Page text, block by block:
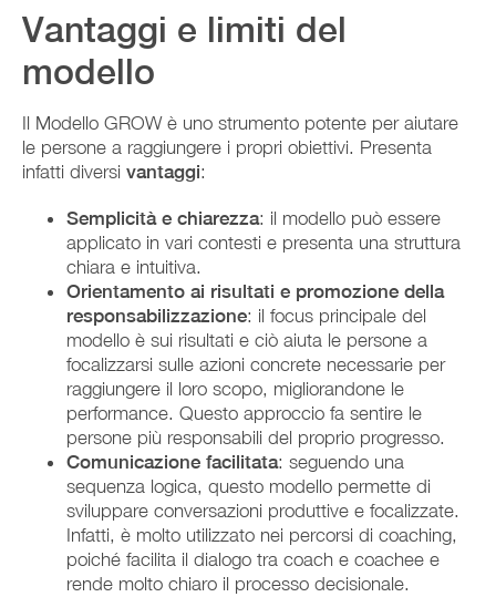
Vantaggi e limiti del
modello
Il Modello GROW è uno strumento potente per aiutare
le persone a raggiungere i propri obiettivi. Presenta
infatti diversi vantaggi:
Semplicità e chiarezza: il modello può essere
applicato in vari contesti e presenta una struttura
chiara e intuitiva.
Orientamento ai risultati e promozione della
responsabilizzazione: il focus principale del
modello è sui risultati e ciò aiuta le persone a
focalizzarsi sulle azioni concrete necessarie per
raggiungere il loro scopo, migliorandone le
performance. Questo approccio fa sentire le
persone più responsabili del proprio progresso.
Comunicazione facilitata: seguendo una
sequenza logica, questo modello permette di
sviluppare conversazioni produttive e focalizzate.
Infatti, è molto utilizzato nei percorsi di coaching,
poiché facilita il dialogo tra coach e coachee e
rende molto chiaro il processo decisionale.